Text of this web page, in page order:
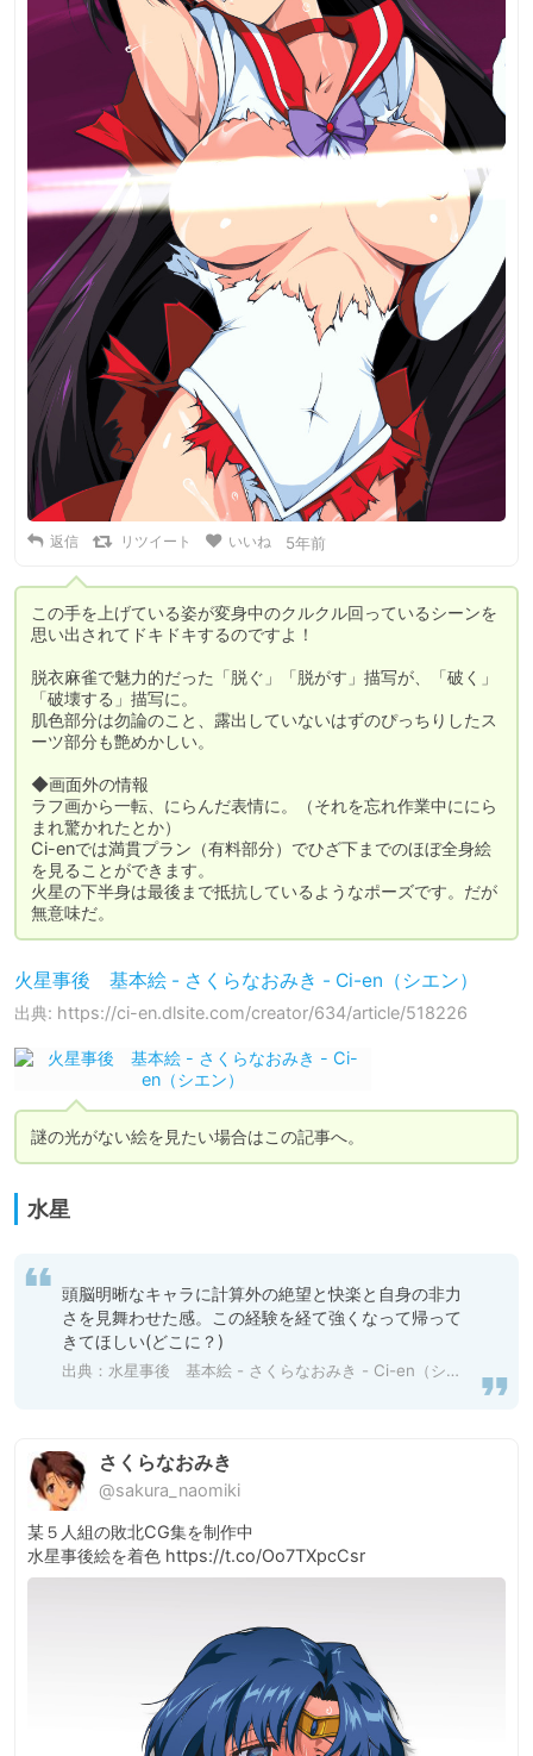
返信 リツイート いいね 5年前
この手を上げている姿が変身中のクルクル回っているシーンを
思い出されてドキドキするのですよ！
脱衣麻雀で魅力的だった「脱ぐ」「脱がす」描写が、「破く」
「破壊する」描写に。
肌色部分は勿論のこと、露出していないはずのぴっちりしたス
ーツ部分も艶めかしい。
◆画面外の情報
ラフ画から一転、にらんだ表情に。（それを忘れ作業中ににら
まれ驚かれたとか）
Ci-enでは満貫プラン（有料部分）でひざ下までのほぼ全身絵
を見ることができます。
火星の下半身は最後まで抵抗しているようなポーズです。だが
無意味だ。
火星事後 基本絵 - さくらなおみき - Ci-en（シエン）
出典: https://ci-en.dlsite.com/creator/634/article/518226
謎の光がない絵を見たい場合はこの記事へ。
水星
頭脳明晰なキャラに計算外の絶望と快楽と自身の非力
さを見舞わせた感。この経験を経て強くなって帰って
きてほしい(どこに？)
出典： 水星事後 基本絵 - さくらなおみき - Ci-en（シエン）
さくらなおみき
@sakura_naomiki
某５人組の敗北CG集を制作中
水星事後絵を着色 https://t.co/Oo7TXpcCsr